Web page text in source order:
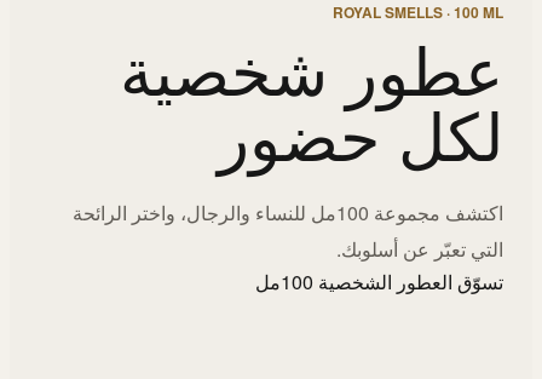
ROYAL SMELLS · 100 ML
عطور شخصية
لكل حضور
اكتشف مجموعة 100مل للنساء والرجال، واختر الرائحة
التي تعبّر عن أسلوبك.
تسوّق العطور الشخصية 100مل